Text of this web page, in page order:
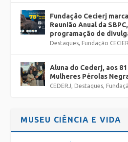
Fundação Cecierj
Reunião Anual da
programação de
Destaques, Fundação
Aluna do Cederj, aos
Mulheres Pérolas
CEDERJ, Destaques,
MUSEU CIÊNCIA E VIDA